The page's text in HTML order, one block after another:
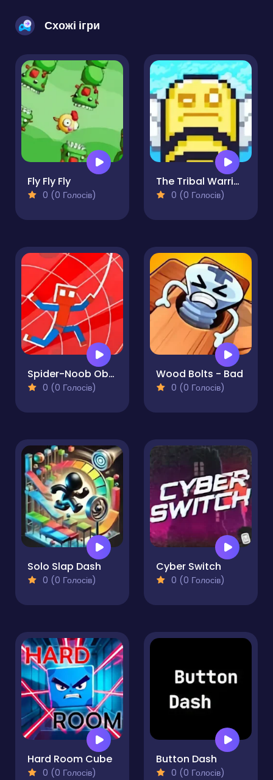
Схожі ігри
Fly Fly Fly
0 (0 Голосів)
The Tribal Warrior of Fortune
0 (0 Голосів)
Spider-Noob Obstacle Course
0 (0 Голосів)
Wood Bolts - Bad
0 (0 Голосів)
Solo Slap Dash
0 (0 Голосів)
Cyber Switch
0 (0 Голосів)
Hard Room Cube
0 (0 Голосів)
Button Dash
0 (0 Голосів)